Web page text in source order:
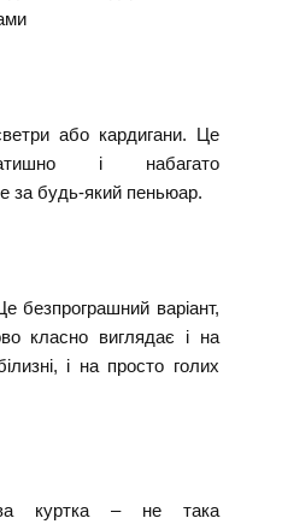
або кардигани. Це
і набагато
за будь-який пеньюар.
безпрограшний варіант,
класно виглядає і на
і на просто голих
куртка – не така